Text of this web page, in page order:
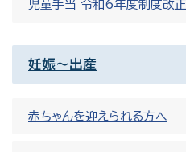
児童手当 令和6年度制度改正
妊娠～出産
赤ちゃんを迎えられる方へ